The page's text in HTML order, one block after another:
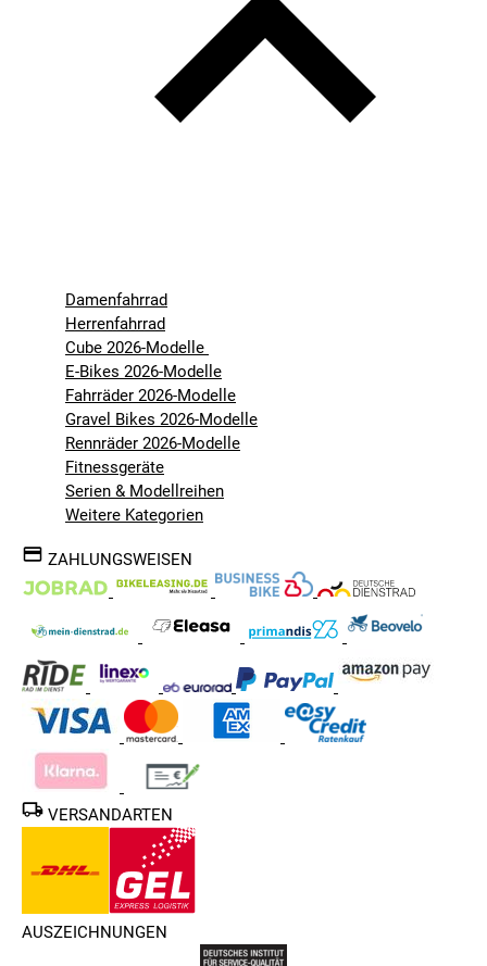
Damenfahrrad
Herrenfahrrad
Cube 2026-Modelle
E-Bikes 2026-Modelle
Fahrräder 2026-Modelle
Gravel Bikes 2026-Modelle
Rennräder 2026-Modelle
Fitnessgeräte
Serien & Modellreihen
Weitere Kategorien
ZAHLUNGSWEISEN
VERSANDARTEN
AUSZEICHNUNGEN